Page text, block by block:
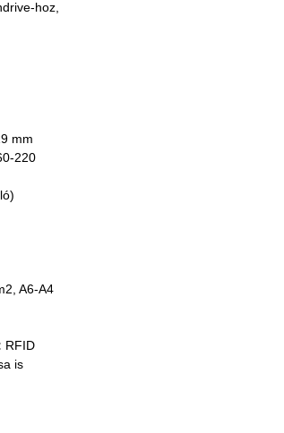
hoz,
mm
220
A6-A4
RFID
is